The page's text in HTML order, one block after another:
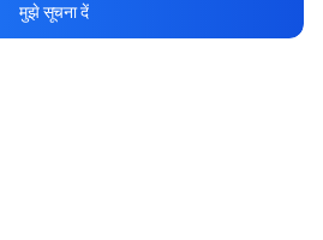
मुझे सूचना दें